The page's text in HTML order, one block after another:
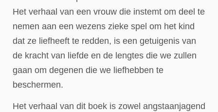
Het verhaal van een vrouw die instemt om deel te
nemen aan een wezens zieke spel om het kind
dat ze liefheeft te redden, is een getuigenis van
de kracht van liefde en de lengtes die we zullen
gaan om degenen die we liefhebben te
beschermen.
Het verhaal van dit boek is zowel angstaanjagend